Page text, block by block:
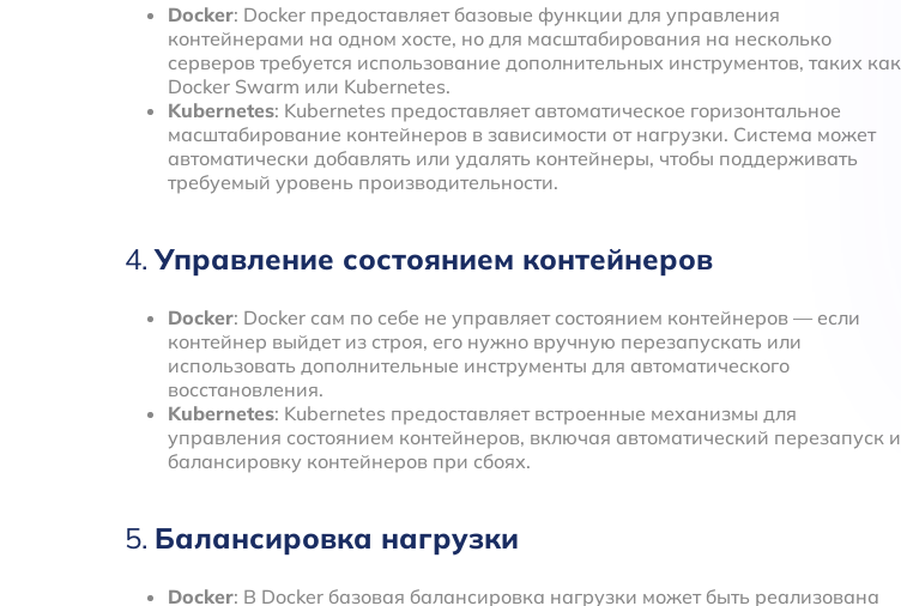
Docker: Docker предоставляет базовые функции для управления
контейнерами на одном хосте, но для масштабирования на несколько
серверов требуется использование дополнительных инструментов, таких как
Docker Swarm или Kubernetes.
Kubernetes: Kubernetes предоставляет автоматическое горизонтальное
масштабирование контейнеров в зависимости от нагрузки. Система может
автоматически добавлять или удалять контейнеры, чтобы поддерживать
требуемый уровень производительности.
4.Управление состоянием контейнеров
Docker: Docker сам по себе не управляет состоянием контейнеров — если
контейнер выйдет из строя, его нужно вручную перезапускать или
использовать дополнительные инструменты для автоматического
восстановления.
Kubernetes: Kubernetes предоставляет встроенные механизмы для
управления состоянием контейнеров, включая автоматический перезапуск и
балансировку контейнеров при сбоях.
5. Балансировка нагрузки
Docker: В Docker базовая балансировка нагрузки может быть реализована